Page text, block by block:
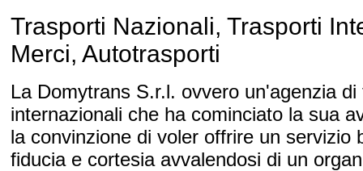
Trasporti Nazionali, Trasporti
Merci, Autotrasporti
La Domytrans S.r.l. ovvero un'agenzia
internazionali che ha cominciato la sua
la convinzione di voler offrire un servizio
fiducia e cortesia avvalendosi di un